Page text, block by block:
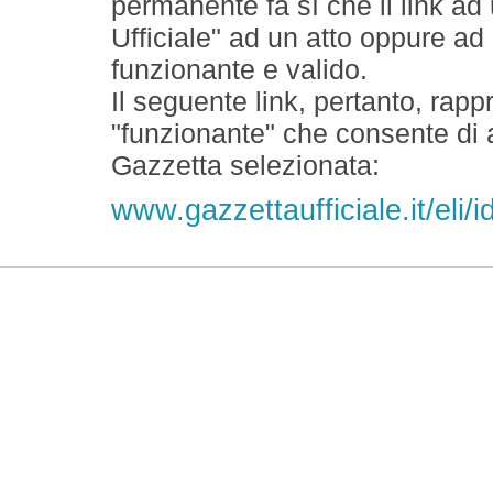
Ufficiale" ad un atto oppure
funzionante e valido.
Il seguente link, pertanto,
"funzionante" che consente
Gazzetta selezionata:
www.gazzettaufficiale.it/eli/